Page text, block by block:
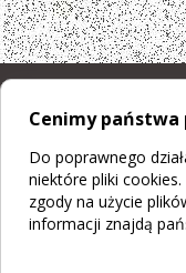
Cenimy
Do poprawnego
niektóre pliki
zgody na użycie
informacji znajdą
Projekt strony
Realizacja© 2026
Regulamin sklepu |